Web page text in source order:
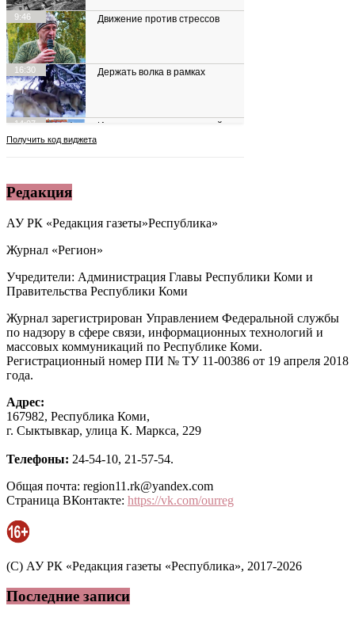
Редакция
АУ РК «Редакция газеты»Республика»
Журнал «Регион»
Учредители: Администрация Главы Республики Коми и
Правительства Республики Коми
Журнал зарегистрирован Управлением Федеральной службы
по надзору в сфере связи, информационных технологий и
массовых коммуникаций по Республике Коми.
Регистрационный номер ПИ № ТУ 11-00386 от 19 апреля 2018
года.
Адрес:
167982, Республика Коми,
г. Сыктывкар, улица К. Маркса, 229
Телефоны: 24-54-10, 21-57-54.
Общая почта: region11.rk@yandex.com
Страница ВКонтакте: https://vk.com/ourreg
(C) АУ РК «Редакция газеты «Республика», 2017-2026
Последние записи